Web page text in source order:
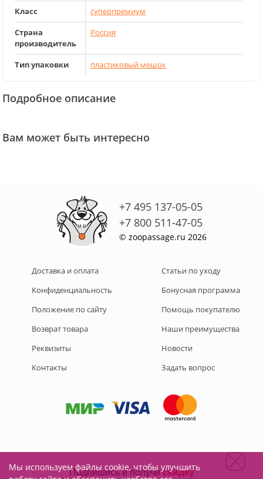
Класс
суперпремиум
Страна
производитель
Россия
Тип упаковки пластиковый мешок
Подробное описание
Вам может быть интересно
+7 495 137-05-05
+7 800 511-47-05
© zoopassage.ru 2026
Доставка и оплата
Конфиденциальность
Положение по сайту
Возврат товара
Реквизиты
Контакты
Статьи по уходу
Бонусная программа
Помощь покупателю
Наши преимущества
Новости
Задать вопрос
Подписывайтесь на нас:
Мы используем файлы cookie, чтобы улучшить